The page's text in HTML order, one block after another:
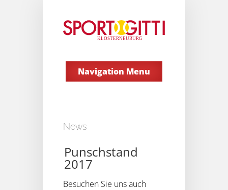
Navigation Menu
News
Punschstand
2017
Besuchen Sie uns auch